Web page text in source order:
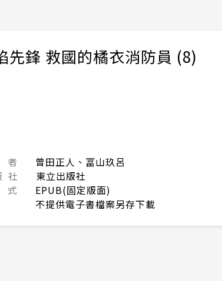
先鋒 救國的橘衣消防員 (8)
曾田正人、冨山玖呂
社
東立出版社
EPUB(固定版面)
不提供電子書檔案另存下載